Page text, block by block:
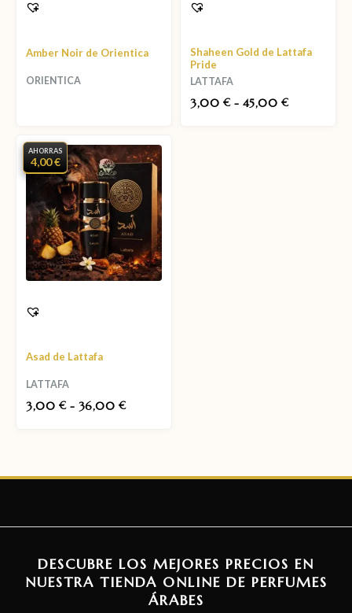
Amber Noir de Orientica
ORIENTICA
Shaheen Gold de Lattafa
Pride
LATTAFA
3,00 € - 45,00 €
AHORRAS
4,00 €
Asad de Lattafa
LATTAFA
3,00 € - 36,00 €
DESCUBRE LOS MEJORES PRECIOS EN
NUESTRA TIENDA ONLINE DE PERFUMES
ÁRABES